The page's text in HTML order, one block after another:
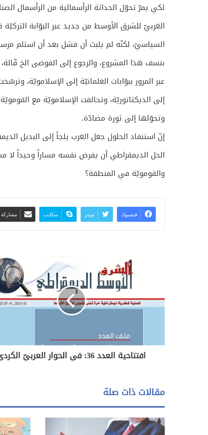
لكي يمرّ تحوّل الحداثة الرأسمالية من الرأسمال
الغربيّ للشرق الأوسط من جديد عبر البوّابة
السياسيّ، لكنّه لم يلبث أن فشل بعد أن استلم
بنسف هذا المشروع، والرجوع إلى الفوضى الخ
عبر المرور ببوّابات العلمانيّة إلى الإسلامويّة،
إلى الديكتاتوريّة، وتحالفت الإسلامويّة مع
وتحوّلها إلى ثورة مضادّة.
إنّ استنفاد الحلول جعل الغرب يلجأ إلى البديل
الحل الديمقراطي أن يفرض نفسه مساراً وحيداً لا
والقومويّة في المنطقة؟
فيسبوك تويتر سكايب مشاركة
افتتاحية العدد 36: في الحوار العربيّ الكرديّ
مقالات ذات صلة